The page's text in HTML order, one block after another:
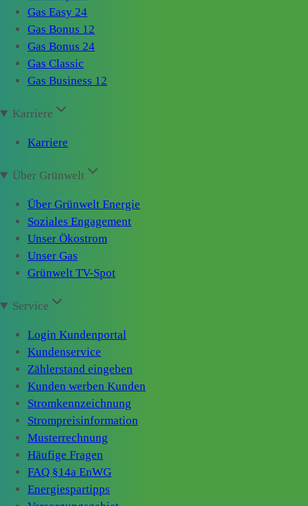
Gas Easy 24
Gas Bonus 12
Gas Bonus 24
Gas Classic
Gas Business 12
Karriere
Karriere
Über Grünwelt
Über Grünwelt Energie
Soziales Engagement
Unser Ökostrom
Unser Gas
Grünwelt TV-Spot
Service
Login Kundenportal
Kundenservice
Zählerstand eingeben
Kunden werben Kunden
Stromkennzeichnung
Strompreisinformation
Musterrechnung
Häufige Fragen
FAQ §14a EnWG
Energiespartipps